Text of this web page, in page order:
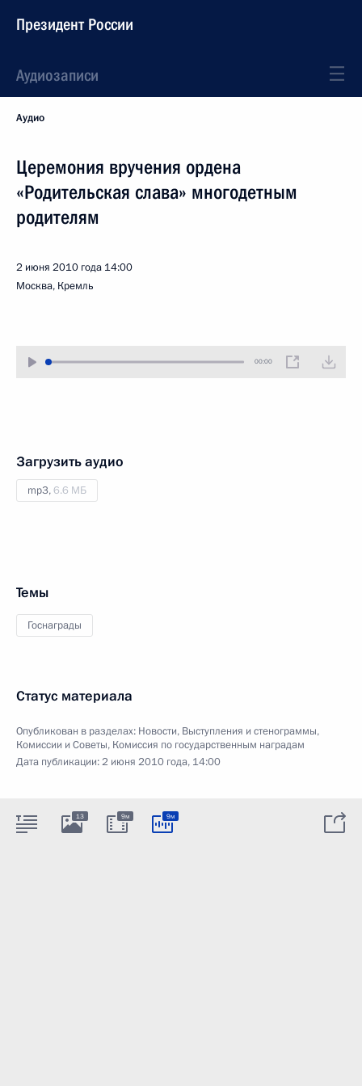
Президент России
Аудиозаписи
Аудио
Церемония вручения ордена
«Родительская слава» многодетным
родителям
2 июня 2010 года 14:00
Москва, Кремль
00:00
Загрузить аудио
mp3,6.6 МБ
Темы
Госнаграды
Статус материала
Опубликован в разделах: Новости, Выступления и стенограммы,
Комиссии и Советы, Комиссия по государственным наградам
Дата публикации:2 июня 2010 года, 14:00
13 9м 9м